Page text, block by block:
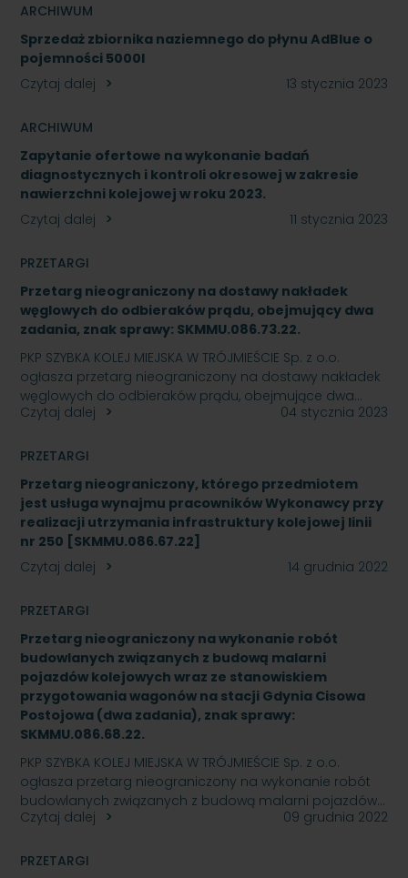
ARCHIWUM
Sprzedaż zbiornika naziemnego do płynu AdBlue o
pojemności 5000l
Czytaj dalej
13 stycznia 2023
ARCHIWUM
Zapytanie ofertowe na wykonanie badań
diagnostycznych i kontroli okresowej w zakresie
nawierzchni kolejowej w roku 2023.
Czytaj dalej
11 stycznia 2023
PRZETARGI
Przetarg nieograniczony na dostawy nakładek
węglowych do odbieraków prądu, obejmujący dwa
zadania, znak sprawy: SKMMU.086.73.22.
PKP SZYBKA KOLEJ MIEJSKA W TRÓJMIEŚCIE Sp. z o.o.
ogłasza przetarg nieograniczony na dostawy nakładek
węglowych do odbieraków prądu, obejmujące dwa…
Czytaj dalej
04 stycznia 2023
PRZETARGI
Przetarg nieograniczony, którego przedmiotem
jest usługa wynajmu pracowników Wykonawcy przy
realizacji utrzymania infrastruktury kolejowej linii
nr 250 [SKMMU.086.67.22]
Czytaj dalej
14 grudnia 2022
PRZETARGI
Przetarg nieograniczony na wykonanie robót
budowlanych związanych z budową malarni
pojazdów kolejowych wraz ze stanowiskiem
przygotowania wagonów na stacji Gdynia Cisowa
Postojowa (dwa zadania), znak sprawy:
SKMMU.086.68.22.
PKP SZYBKA KOLEJ MIEJSKA W TRÓJMIEŚCIE Sp. z o.o.
ogłasza przetarg nieograniczony na wykonanie robót
budowlanych związanych z budową malarni pojazdów…
Czytaj dalej
09 grudnia 2022
PRZETARGI